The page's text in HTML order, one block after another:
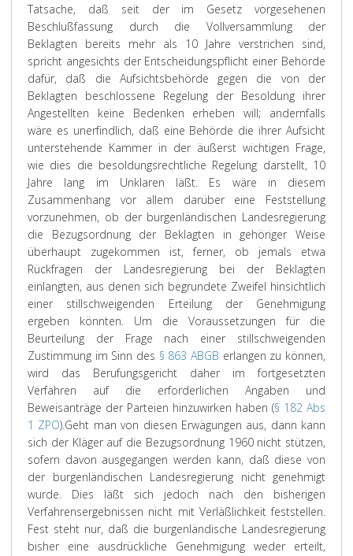
Tatsache, daß seit der im Gesetz vorgesehenen
Beschlußfassung durch die Vollversammlung der
Beklagten bereits mehr als 10 Jahre verstrichen sind,
spricht angesichts der Entscheidungspflicht einer Behörde
dafür, daß die Aufsichtsbehörde gegen die von der
Beklagten beschlossene Regelung der Besoldung ihrer
Angestellten keine Bedenken erheben will; andernfalls
wäre es unerfindlich, daß eine Behörde die ihrer Aufsicht
unterstehende Kammer in der äußerst wichtigen Frage,
wie dies die besoldungsrechtliche Regelung darstellt, 10
Jahre lang im Unklaren läßt. Es wäre in diesem
Zusammenhang vor allem darüber eine Feststellung
vorzunehmen, ob der burgenländischen Landesregierung
die Bezugsordnung der Beklagten in gehöriger Weise
überhaupt zugekommen ist, ferner, ob jemals etwa
Rückfragen der Landesregierung bei der Beklagten
einlangten, aus denen sich begrundete Zweifel hinsichtlich
einer stillschweigenden Erteilung der Genehmigung
ergeben könnten. Um die Voraussetzungen für die
Beurteilung der Frage nach einer stillschweigenden
Zustimmung im Sinn des § 863 ABGB erlangen zu können,
wird das Berufungsgericht daher im fortgesetzten
Verfahren auf die erforderlichen Angaben und
Beweisanträge der Parteien hinzuwirken haben (§ 182 Abs
1 ZPO).Geht man von diesen Erwägungen aus, dann kann
sich der Kläger auf die Bezugsordnung 1960 nicht stützen,
sofern davon ausgegangen werden kann, daß diese von
der burgenländischen Landesregierung nicht genehmigt
wurde. Dies läßt sich jedoch nach den bisherigen
Verfahrensergebnissen nicht mit Verläßlichkeit feststellen.
Fest steht nur, daß die burgenländische Landesregierung
bisher eine ausdrückliche Genehmigung weder erteilt,